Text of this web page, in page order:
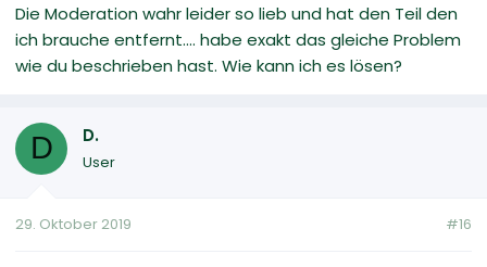
Die Moderation wahr leider so lieb und hat den Teil den
ich brauche entfernt.... habe exakt das gleiche Problem
wie du beschrieben hast. Wie kann ich es lösen?
D D.
User
29. Oktober 2019 #16